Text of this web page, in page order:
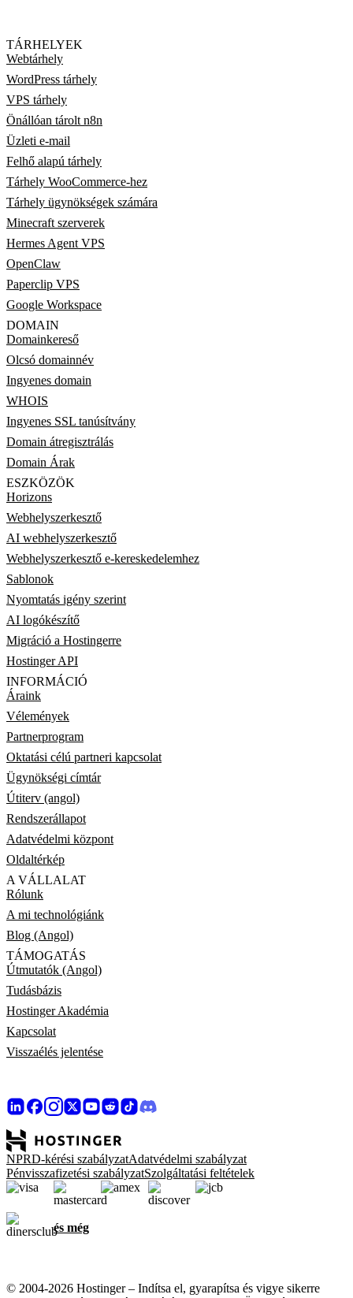
TÁRHELYEK
Webtárhely
WordPress tárhely
VPS tárhely
Önállóan tárolt n8n
Üzleti e-mail
Felhő alapú tárhely
Tárhely WooCommerce-hez
Tárhely ügynökségek számára
Minecraft szerverek
Hermes Agent VPS
OpenClaw
Paperclip VPS
Google Workspace
DOMAIN
Domainkereső
Olcsó domainnév
Ingyenes domain
WHOIS
Ingyenes SSL tanúsítvány
Domain átregisztrálás
Domain Árak
ESZKÖZÖK
Horizons
Webhelyszerkesztő
AI webhelyszerkesztő
Webhelyszerkesztő e-kereskedelemhez
Sablonok
Nyomtatás igény szerint
AI logókészítő
Migráció a Hostingerre
Hostinger API
INFORMÁCIÓ
Áraink
Vélemények
Partnerprogram
Oktatási célú partneri kapcsolat
Ügynökségi címtár
Útiterv (angol)
Rendszerállapot
Adatvédelmi központ
Oldaltérkép
A VÁLLALAT
Rólunk
A mi technológiánk
Blog (Angol)
TÁMOGATÁS
Útmutatók (Angol)
Tudásbázis
Hostinger Akadémia
Kapcsolat
Visszaélés jelentése
NPRD-kérési szabályzatAdatvédelmi szabályzat
Pénvisszafizetési szabályzatSzolgáltatási feltételek
és még
© 2004-2026 Hostinger – Indítsa el, gyarapítsa és vigye sikerre